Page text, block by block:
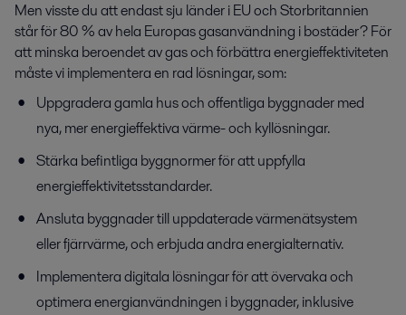
Men visste du att endast sju länder i EU och Storbritannien
står för 80 % av hela Europas gasanvändning i bostäder? För
att minska beroendet av gas och förbättra energieffektiviteten
måste vi implementera en rad lösningar, som:
Uppgradera gamla hus och offentliga byggnader med
nya, mer energieffektiva värme- och kyllösningar.
Stärka befintliga byggnormer för att uppfylla
energieffektivitetsstandarder.
Ansluta byggnader till uppdaterade värmenätsystem
eller fjärrvärme, och erbjuda andra energialternativ.
Implementera digitala lösningar för att övervaka och
optimera energianvändningen i byggnader, inklusive